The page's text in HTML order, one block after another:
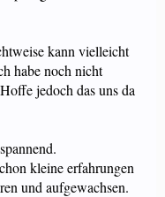
kann vielleicht
habe noch nicht
jedoch das uns da
kleine erfahrungen
und aufgewachsen.